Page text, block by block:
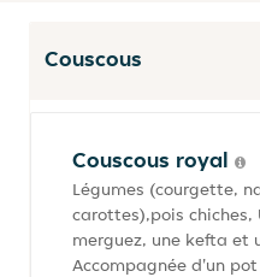
Couscous
Couscous royal
Légumes (courgette,
carottes),pois chiches,
merguez, une kefta et
Accompagnée d'un